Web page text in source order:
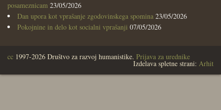
posameznicam 23/05/2026
Dan upora kot vprašanje zgodovinskega spomina 23/05/2026
Pokojnine in delo kot socialni vprašanji 07/05/2026
cc 1997-2026 Društvo za razvoj humanistike. Prijava za urednike
Izdelava spletne strani: Arhit